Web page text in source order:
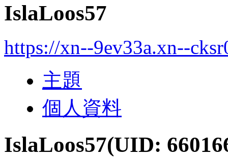
IslaLoos57
https://xn--9ev33a.xn--
主題
個人資料
IslaLoos57(UID: